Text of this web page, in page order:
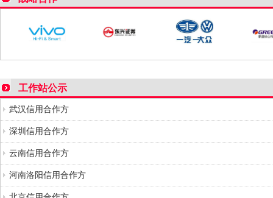
工作站公示
武汉信用合作方
深圳信用合作方
云南信用合作方
河南洛阳信用合作方